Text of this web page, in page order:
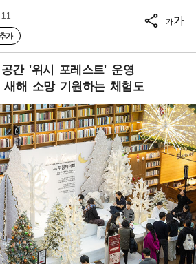
가
가가
간 '위시 포레스트' 운영
해 소망 기원하는 체험도